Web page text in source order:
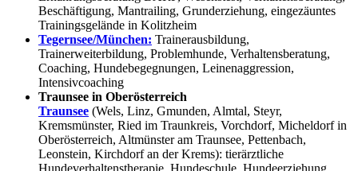
Beschäftigung, Mantrailing, Grunderziehung, eingezäuntes
Trainingsgelände in Kolitzheim
Tegernsee/München: Trainerausbildung,
Trainerweiterbildung, Problemhunde, Verhaltensberatung,
Coaching, Hundebegegnungen, Leinenaggression,
Intensivcoaching
Traunsee in Oberösterreich
Traunsee (Wels, Linz, Gmunden, Almtal, Steyr,
Kremsmünster, Ried im Traunkreis, Vorchdorf, Micheldorf in
Oberösterreich, Altmünster am Traunsee, Pettenbach,
Leonstein, Kirchdorf an der Krems): tierärztliche